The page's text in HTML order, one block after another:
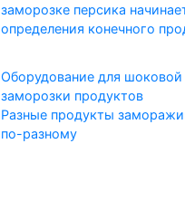
заморозке персика
определения конечного
Оборудование для шоковой
заморозки продуктов
Разные продукты
по-разному